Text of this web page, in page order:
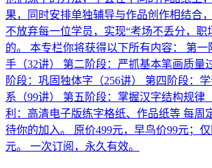
果，同时安排单独辅导与作品创作相结合
不放弃每一位学员，实现“考场不丢分，职
的。 本专栏你将获得以下所有内容： 第一
手（32讲） 第二阶段：严抓基本笔画质量
阶段：巩固独体字（256讲） 第四阶段：
系（99讲） 第五阶段：掌握汉字结构规律
利：高清电子版练字格纸、作品纸等 每周
待你的加入。 原价499元，早鸟价99元；
元。 一次订阅，永久有效。